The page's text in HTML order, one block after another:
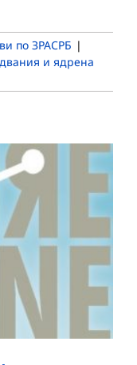
по ЗРАСРБ |
и ядрена